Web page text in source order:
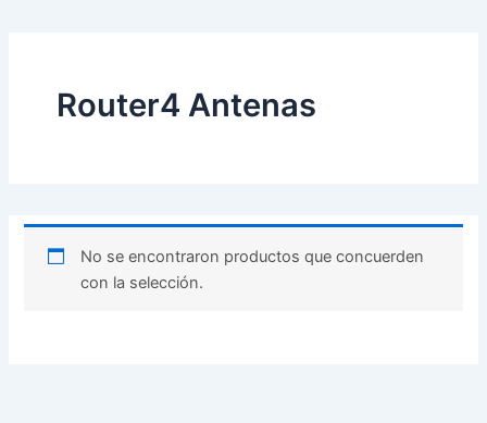
Router4 Antenas
No se encontraron productos que concuerden
con la selección.